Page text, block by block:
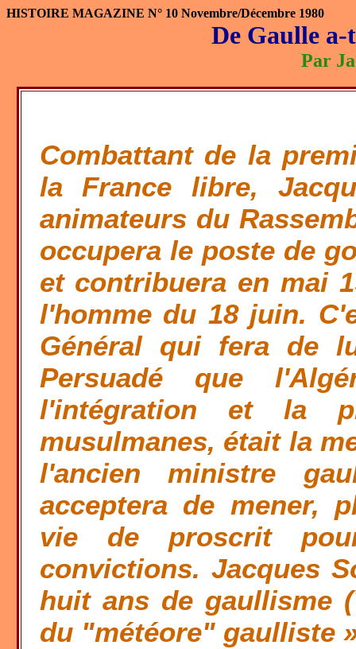
HISTOIRE MAGAZINE N° 10 Novembre/Décembre 1980
De Gaulle
Par
Combattant de la
la France libre,
animateurs du
occupera le poste de
et contribuera en mai
l'homme du 18 juin.
Général qui fera de
Persuadé que
l'intégration et la
musulmanes, était la
l'ancien ministre
acceptera de mener,
vie de proscrit
convictions. Jacques
huit ans de gaullisme
du "météore" gaulliste